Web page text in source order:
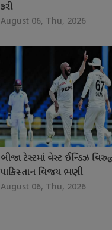
કરી
August 06, Thu, 2026
બીજા ટેસ્ટમાં વેસ્ટ ઈન્ડિઝ
પાકિસ્તાન વિજય ભણી
August 06, Thu, 2026